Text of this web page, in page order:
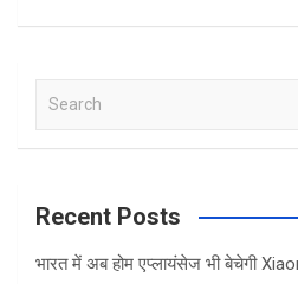
a
c
Recent Posts
भारत में अब होम एप्लायंसेज भी बेचेगी